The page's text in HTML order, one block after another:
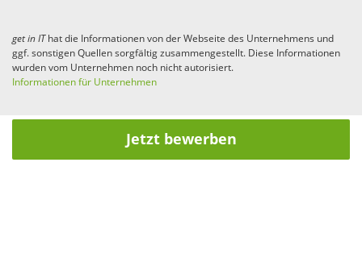
get in IThat die Informationen von der Webseite des Unternehmens und
ggf. sonstigen Quellen sorgfältig zusammengestellt. Diese Informationen
wurden vom Unternehmen noch nicht autorisiert.
Informationen für Unternehmen
Jetzt bewerben